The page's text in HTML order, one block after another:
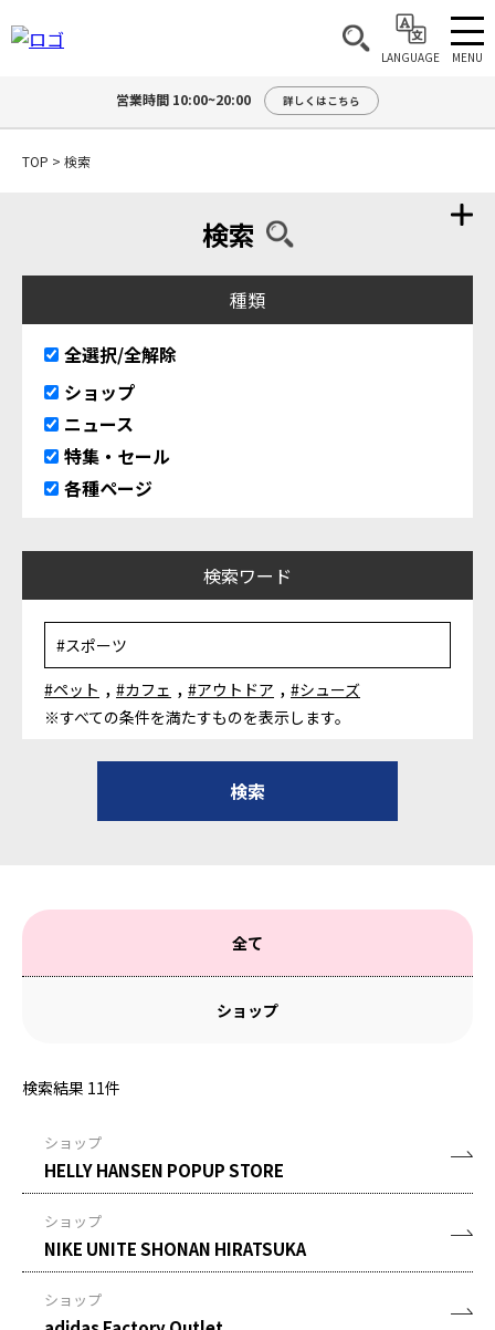
LANGUAGE MENU
営業時間 10:00~20:00 詳しくはこちら
TOP > 検索
検索
種類
全選択/全解除
ショップ
ニュース
特集・セール
各種ページ
検索ワード
#ペット , #カフェ , #アウトドア , #シューズ
※すべての条件を満たすものを表示します。
全て
ショップ
検索結果 11件
ショップ
HELLY HANSEN POPUP STORE
ショップ
NIKE UNITE SHONAN HIRATSUKA
ショップ